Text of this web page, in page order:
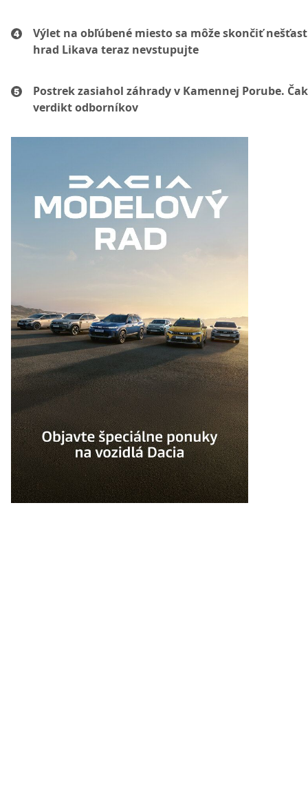
Výlet na obľúbené miesto sa môže skončiť
hrad Likava teraz nevstupujte
Postrek zasiahol záhrady v Kamennej Porube.
verdikt odborníkov